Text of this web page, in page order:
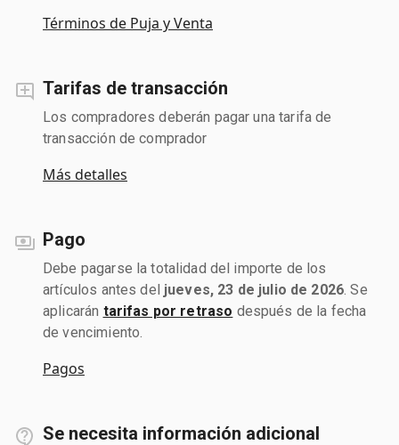
Términos de Puja y Venta
Tarifas de transacción
Los compradores deberán pagar una tarifa de
transacción de comprador
Más detalles
Pago
Debe pagarse la totalidad del importe de los
artículos antes del jueves, 23 de julio de 2026 . Se
aplicarán tarifas por retraso después de la fecha
de vencimiento.
Pagos
Se necesita información adicional